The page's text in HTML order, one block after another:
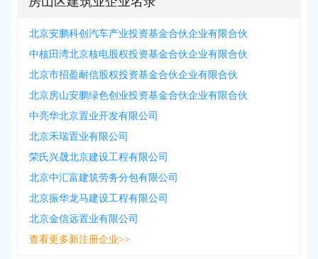
北京安鹏科创汽车产业投资基金合伙企业有限合伙
中核田湾北京核电股权投资基金合伙企业有限合伙
北京市招盈耐信股权投资基金合伙企业有限合伙
北京房山安鹏绿色创业投资基金合伙企业有限合伙
中亮华北京置业开发有限公司
北京禾瑞置业有限公司
荣氏兴晟北京建设工程有限公司
北京中汇富建筑劳务分包有限公司
北京振华龙马建设工程有限公司
北京金信远置业有限公司
查看更多新注册企业>>